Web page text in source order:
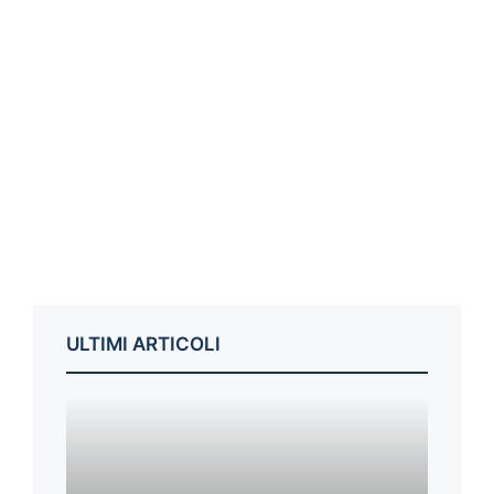
ULTIMI ARTICOLI